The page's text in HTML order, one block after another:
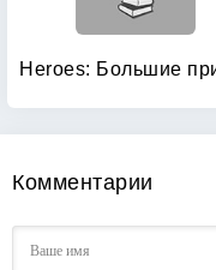
Комментарии